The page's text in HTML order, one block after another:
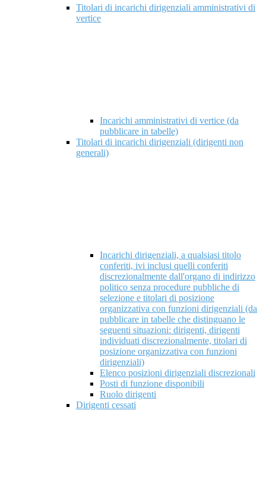
Titolari di incarichi dirigenziali amministrativi di
vertice
Incarichi amministrativi di vertice (da
pubblicare in tabelle)
Titolari di incarichi dirigenziali (dirigenti non
generali)
Incarichi dirigenziali, a qualsiasi titolo
conferiti, ivi inclusi quelli conferiti
discrezionalmente dall'organo di indirizzo
politico senza procedure pubbliche di
selezione e titolari di posizione
organizzativa con funzioni dirigenziali (da
pubblicare in tabelle che distinguano le
seguenti situazioni: dirigenti, dirigenti
individuati discrezionalmente, titolari di
posizione organizzativa con funzioni
dirigenziali)
Elenco posizioni dirigenziali discrezionali
Posti di funzione disponibili
Ruolo dirigenti
Dirigenti cessati